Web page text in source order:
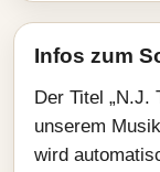
Infos zum
Der Titel „N.J.
unserem
wird